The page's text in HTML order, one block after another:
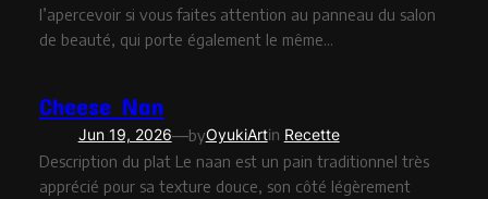
l’apercevoir si vous faites attention au panneau du salon
de beauté, qui porte également le même…
Cheese Nan
Jun 19, 2026—byOyukiArtin Recette
Description du plat Le naan est un pain traditionnel très
apprécié pour sa texture douce, son côté légèrement